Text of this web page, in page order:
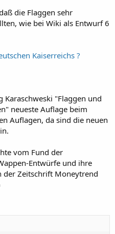
die Flaggen sehr
wie bei Wiki als Entwurf 6
Kaiserreichs ?
Karaschweski "Flaggen und
neueste Auflage beim
Auflagen, da sind die neuen
vom Fund der
Entwürfe und ihre
Zeitschrift Moneytrend